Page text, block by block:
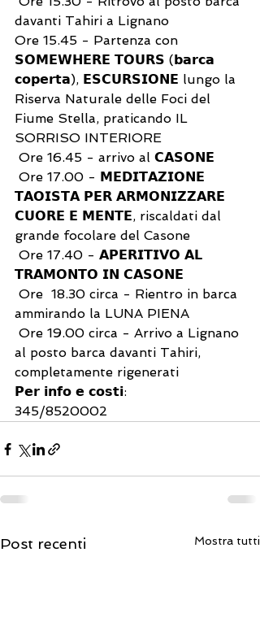
davanti Tahiri a Lignano
Ore 15.45 - Partenza con
𝗦𝗢𝗠𝗘𝗪𝗛𝗘𝗥𝗘 𝗧𝗢𝗨𝗥𝗦 (𝗯𝗮𝗿𝗰𝗮
𝗰𝗼𝗽𝗲𝗿𝘁𝗮), 𝗘𝗦𝗖𝗨𝗥𝗦𝗜𝗢𝗡𝗘 lungo la
Riserva Naturale delle Foci del
Fiume Stella, praticando IL
SORRISO INTERIORE
Ore 16.45 - arrivo al 𝗖𝗔𝗦𝗢𝗡𝗘
𝗧𝗔𝗢𝗜𝗦𝗧𝗔 𝗣𝗘𝗥 𝗔𝗥𝗠𝗢𝗡𝗜𝗭𝗭𝗔𝗥𝗘
𝗖𝗨𝗢𝗥𝗘 𝗘 𝗠𝗘𝗡𝗧𝗘, riscaldati dal
grande focolare del Casone
𝗧𝗥𝗔𝗠𝗢𝗡𝗧𝗢 𝗜𝗡 𝗖𝗔𝗦𝗢𝗡𝗘
ammirando la LUNA PIENA
al posto barca davanti Tahiri,
completamente rigenerati
𝗣𝗲𝗿 𝗶𝗻𝗳𝗼 𝗲 𝗰𝗼𝘀𝘁𝗶:
345/8520002
Post recenti Mostra tutti